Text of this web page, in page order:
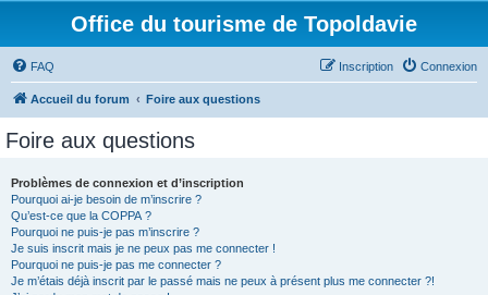
Office du tourisme de Topoldavie
FAQ Connexion
Inscription
Accueil du forum Foire aux questions
Foire aux questions
Problèmes de connexion et d’inscription
Pourquoi ai-je besoin de m’inscrire ?
Qu’est-ce que la COPPA ?
Pourquoi ne puis-je pas m’inscrire ?
Je suis inscrit mais je ne peux pas me connecter !
Pourquoi ne puis-je pas me connecter ?
Je m’étais déjà inscrit par le passé mais ne peux à présent plus me connecter ?!